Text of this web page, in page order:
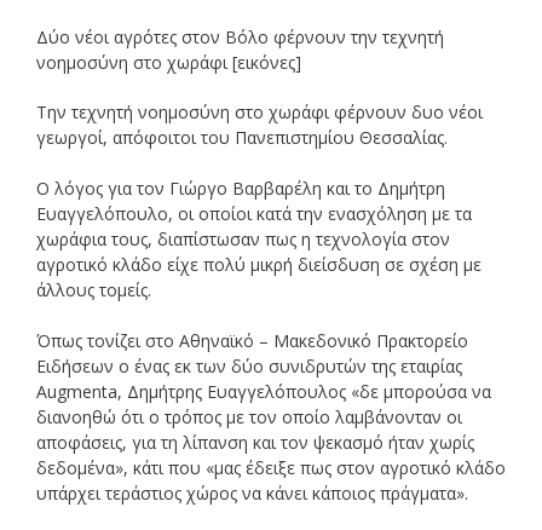
Δύο νέοι αγρότες στον Βόλο φέρνουν την τεχνητή
νοημοσύνη στο χωράφι [εικόνες]
Την τεχνητή νοημοσύνη στο χωράφι φέρνουν δυο νέοι
γεωργοί, απόφοιτοι του Πανεπιστημίου Θεσσαλίας.
Ο λόγος για τον Γιώργο Βαρβαρέλη και το Δημήτρη
Ευαγγελόπουλο, οι οποίοι κατά την ενασχόληση με τα
χωράφια τους, διαπίστωσαν πως η τεχνολογία στον
αγροτικό κλάδο είχε πολύ μικρή διείσδυση σε σχέση με
άλλους τομείς.
Όπως τονίζει στο Αθηναϊκό – Μακεδονικό Πρακτορείο
Ειδήσεων ο ένας εκ των δύο συνιδρυτών της εταιρίας
Augmenta, Δημήτρης Ευαγγελόπουλος «δε μπορούσα να
διανοηθώ ότι ο τρόπος με τον οποίο λαμβάνονταν οι
αποφάσεις, για τη λίπανση και τον ψεκασμό ήταν χωρίς
δεδομένα», κάτι που «μας έδειξε πως στον αγροτικό κλάδο
υπάρχει τεράστιος χώρος να κάνει κάποιος πράγματα».